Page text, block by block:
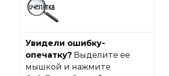
Увидели ошибку-
опечатку? Выделите ее
мышкой и нажмите